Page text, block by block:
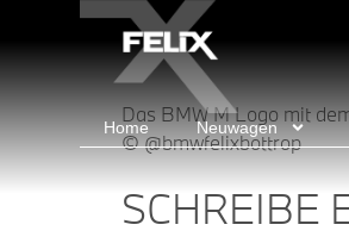
Home Neuwagen
Das BMW M Logo mit
© @bmwfelixbottrop
SCHREIBE